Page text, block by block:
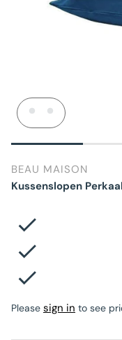
BEAU MAISON
Kussenslopen
Please sign in to see